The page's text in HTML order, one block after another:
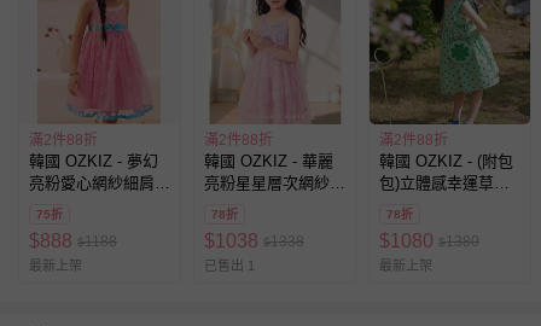
滿2件88折
韓國 OZKIZ - 夢幻
亮粉愛心網紗細肩公
主洋裝-桃粉
75折
$888 $1188
最新上架
滿2件88折
韓國 OZKIZ - 華麗
亮粉星星層次網紗細
肩公主洋裝-粉X紫
78折
$1038 $1338
已售出 1
滿2件88折
韓國 OZKIZ - (附包
包)立體感幸運草印
花荷葉袖洋裝-綠
78折
$1080 $1380
最新上架